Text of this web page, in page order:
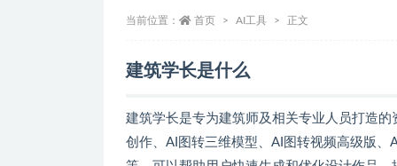
当前位置： 首页 AI工具 正文
建筑学长是什么
建筑学长是专为建筑师及相关专业人员打造
创作、AI图转三维模型、AI图转视频高级版